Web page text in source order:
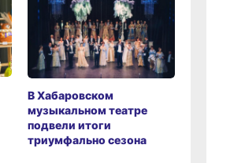
В Хабаровском
музыкальном театре
подвели итоги
триумфально сезона